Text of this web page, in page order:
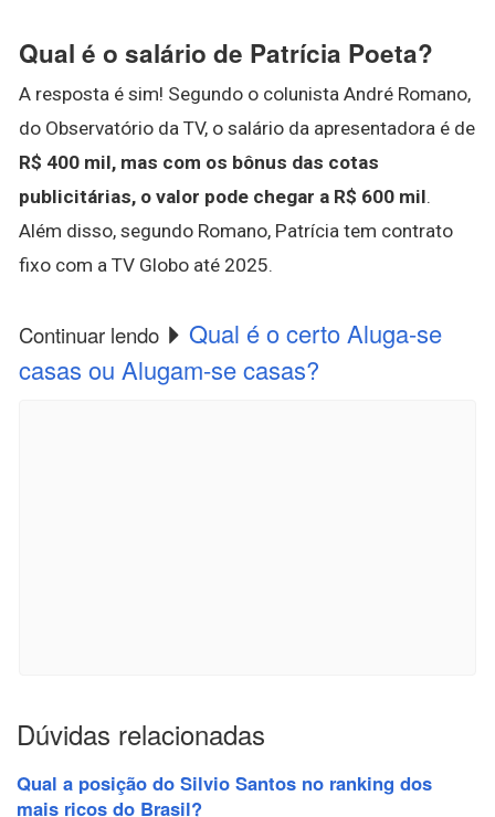
Qual é o salário de Patrícia Poeta?
A resposta é sim! Segundo o colunista André Romano,
do Observatório da TV, o salário da apresentadora é de
R$ 400 mil, mas com os bônus das cotas
publicitárias, o valor pode chegar a R$ 600 mil.
Além disso, segundo Romano, Patrícia tem contrato
fixo com a TV Globo até 2025.
Continuar lendo
Qual é o certo Aluga-se
casas ou Alugam-se casas?
Dúvidas relacionadas
Qual a posição do Silvio Santos no ranking dos
mais ricos do Brasil?